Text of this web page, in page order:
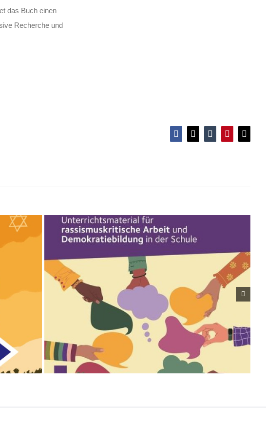
das Buch einen
Recherche und
Facebook
X TumblrPinterest
E-
Anti-Rassismus für Schüler*innen